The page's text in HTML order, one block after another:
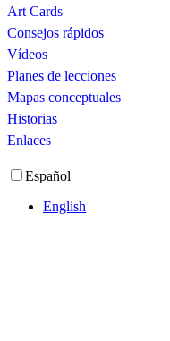
Art Cards
Consejos rápidos
Vídeos
Planes de lecciones
Mapas conceptuales
Historias
Enlaces
Español
English